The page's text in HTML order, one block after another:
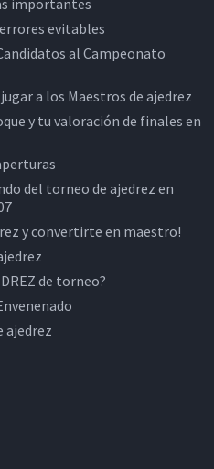
evitables
al Campeonato
a los Maestros de ajedrez
y tu valoración de finales en
del torneo de ajedrez en
y convertirte en maestro!
de torneo?
ajedrez